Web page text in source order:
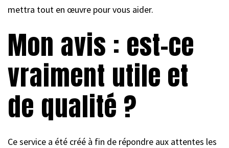
mettra tout en œuvre pour vous aider.
Mon avis : est-ce
vraiment utile et
de qualité ?
Ce service a été créé à fin de répondre aux attentes les